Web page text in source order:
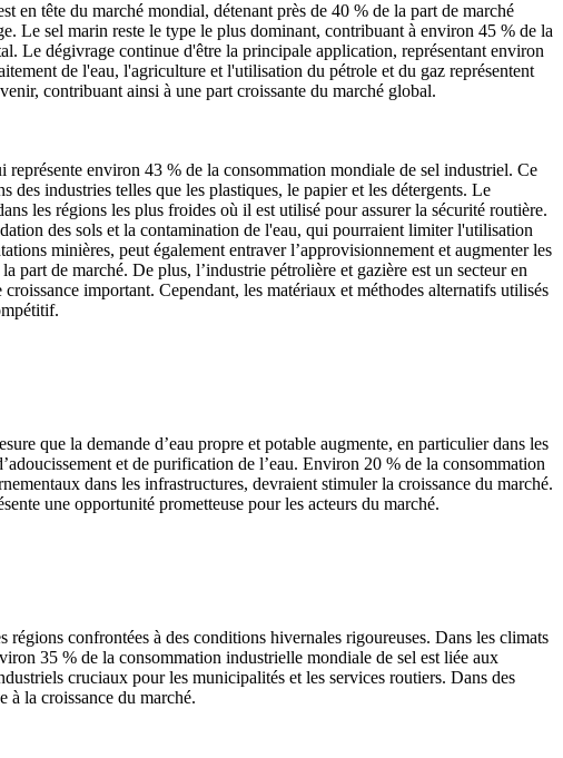
en tête du marché mondial, détenant près de 40 % de la part de marché
Le sel marin reste le type le plus dominant, contribuant à environ 45 % de la
Le dégivrage continue d'être la principale application, représentant environ
de l'eau, l'agriculture et l'utilisation du pétrole et du gaz représentent
contribuant ainsi à une part croissante du marché global.
environ 43 % de la consommation mondiale de sel industriel. Ce
des industries telles que les plastiques, le papier et les détergents. Le
les régions les plus froides où il est utilisé pour assurer la sécurité routière.
des sols et la contamination de l'eau, qui pourraient limiter l'utilisation
minières, peut également entraver l’approvisionnement et augmenter les
part de marché. De plus, l’industrie pétrolière et gazière est un secteur en
important. Cependant, les matériaux et méthodes alternatifs utilisés
que la demande d’eau propre et potable augmente, en particulier dans les
et de purification de l’eau. Environ 20 % de la consommation
dans les infrastructures, devraient stimuler la croissance du marché.
une opportunité prometteuse pour les acteurs du marché.
confrontées à des conditions hivernales rigoureuses. Dans les climats
35 % de la consommation industrielle mondiale de sel est liée aux
cruciaux pour les municipalités et les services routiers. Dans des
la croissance du marché.